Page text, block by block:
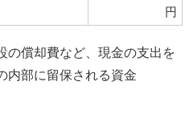
円
の償却費など、現金の支出を
内部に留保される資金